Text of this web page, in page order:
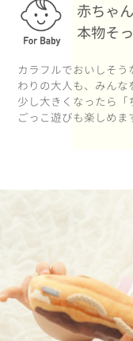
赤ちゃ
本物そ
カラフルでおいしそ
わりの大人も、みんな
少し大きくなったら「
ごっこ遊びも楽しめま